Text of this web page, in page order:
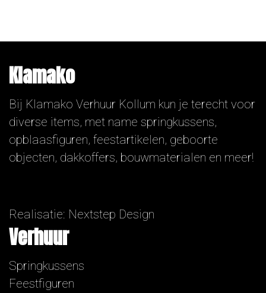
Klamako
Bij Klamako Verhuur Kollum kun je terecht voor
diverse items, met name springkussens,
opblaasfiguren, feestartikelen, geboorte
objecten, dakkoffers, bouwmaterialen en meer!
Realisatie: Nextstep Design
Verhuur
Springkussens
Feestfiguren